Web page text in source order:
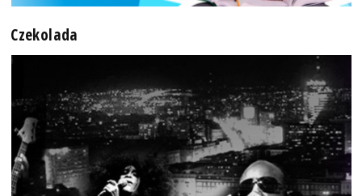
Czekolada